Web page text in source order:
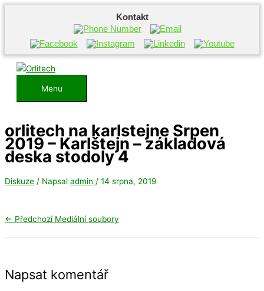
Kontakt
Přeskočit
Menu
Menu
orlitech na karlstejne Srpen
2019 – Karlštejn – základová
deska stodoly 4
Diskuze / Napsal admin / 14 srpna, 2019
← Předchozí Mediální soubory
Napsat komentář